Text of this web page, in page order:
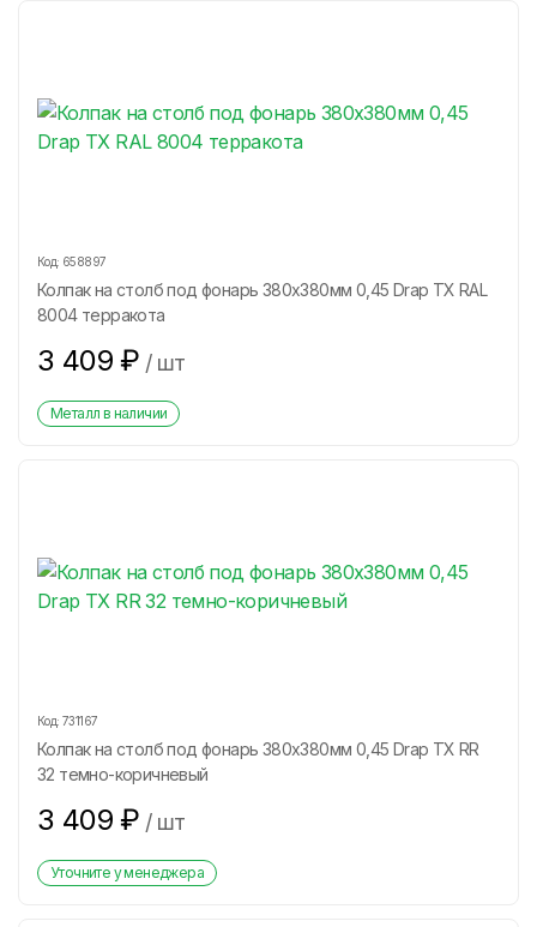
Код: 658897
Колпак на столб под фонарь 380х380мм 0,45 Drap ТХ RAL
8004 терракота
3 409 ₽ / шт
Металл в наличии
Код: 731167
Колпак на столб под фонарь 380х380мм 0,45 Drap ТХ RR
32 темно-коричневый
3 409 ₽ / шт
Уточните у менеджера